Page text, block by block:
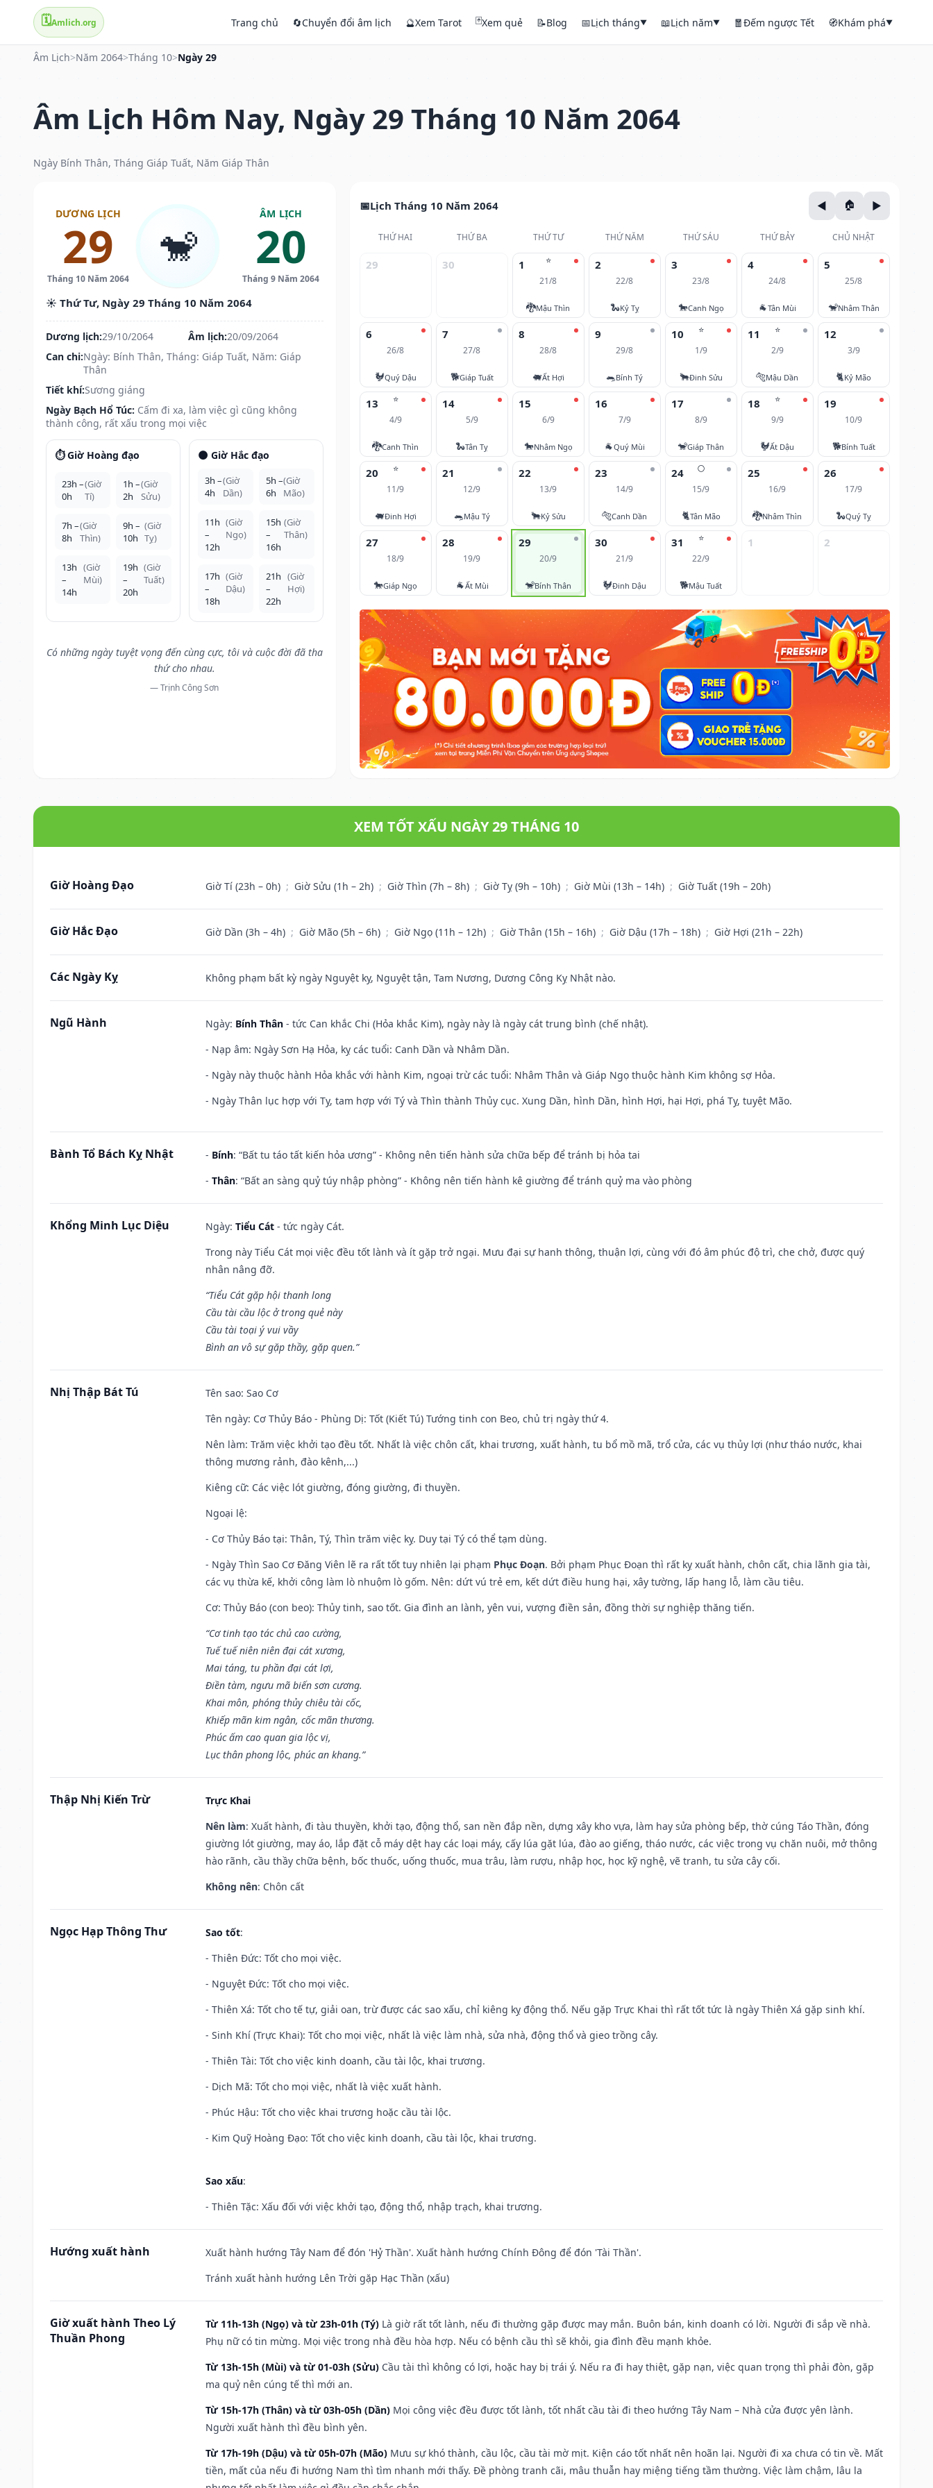
🗓️Amlich.org Trang chủ 🔄Chuyển đổi âm lịch 🔮Xem Tarot 🃏Xem quẻ 📝Blog 📅Lịch tháng▼ 📖Lịch năm▼ 🧧Đếm ngược Tết 🧭Khám phá▼
Âm Lịch>Năm 2064>Tháng 10>Ngày 29
Âm Lịch Hôm Nay, Ngày 29 Tháng 10 Năm 2064
Ngày Bính Thân, Tháng Giáp Tuất, Năm Giáp Thân
DƯƠNG LỊCH
29
Tháng 10 Năm 2064
🐒
ÂM LỊCH
20
Tháng 9 Năm 2064
☀️ Thứ Tư, Ngày 29 Tháng 10 Năm 2064
Dương lịch:29/10/2064 Âm lịch:20/09/2064
Can chi:Ngày: Bính Thân, Tháng: Giáp Tuất, Năm: Giáp
Thân
Tiết khí:Sương giáng
Ngày Bạch Hổ Túc: Cấm đi xa, làm việc gì cũng không
thành công, rất xấu trong mọi việc
⏱️ Giờ Hoàng đạo
23h –
0h
(Giờ
Tí)
1h –
2h
(Giờ
Sửu)
7h –
8h
(Giờ
Thìn)
9h –
10h
(Giờ
Tỵ)
13h
–
14h
(Giờ
Mùi)
19h
–
20h
(Giờ
Tuất)
🌑 Giờ Hắc đạo
3h –
4h
(Giờ
Dần)
5h –
6h
(Giờ
Mão)
11h
–
12h
(Giờ
Ngọ)
15h
–
16h
(Giờ
Thân)
17h
–
18h
(Giờ
Dậu)
21h
–
22h
(Giờ
Hợi)
Có những ngày tuyệt vọng đến cùng cực, tôi và cuộc đời đã tha
thứ cho nhau.
— Trịnh Công Sơn
Lịch Tháng 10 Năm 2064
THỨ HAI THỨ BA THỨ TƯ THỨ NĂM THỨ SÁU THỨ BẢY CHỦ NHẬT
29 30 ⭐
1
21/8
🐉Mậu Thìn
2
22/8
🐍Kỷ Tỵ
3
23/8
🐎Canh Ngọ
4
24/8
🐐Tân Mùi
5
25/8
🐒Nhâm Thân
6
26/8
🐓Quý Dậu
7
27/8
🐕Giáp Tuất
8
28/8
🐖Ất Hợi
9
29/8
🐀Bính Tý
⭐
10
1/9
🐂Đinh Sửu
⭐
11
2/9
🐅Mậu Dần
12
3/9
🐈Kỷ Mão
⭐
13
4/9
🐉Canh Thìn
14
5/9
🐍Tân Tỵ
15
6/9
🐎Nhâm Ngọ
16
7/9
🐐Quý Mùi
17
8/9
🐒Giáp Thân
⭐
18
9/9
🐓Ất Dậu
19
10/9
🐕Bính Tuất
⭐
20
11/9
🐖Đinh Hợi
21
12/9
🐀Mậu Tý
22
13/9
🐂Kỷ Sửu
23
14/9
🐅Canh Dần
🌕
24
15/9
🐈Tân Mão
25
16/9
🐉Nhâm Thìn
26
17/9
🐍Quý Tỵ
27
18/9
🐎Giáp Ngọ
28
19/9
🐐Ất Mùi
29
20/9
🐒Bính Thân
30
21/9
🐓Đinh Dậu
⭐
31
22/9
🐕Mậu Tuất
1 2
XEM TỐT XẤU NGÀY 29 THÁNG 10
Giờ Hoàng Đạo Giờ Tí (23h – 0h) ; Giờ Sửu (1h – 2h) ; Giờ Thìn (7h – 8h) ; Giờ Tỵ (9h – 10h) ; Giờ Mùi (13h – 14h) ; Giờ Tuất (19h – 20h)
Giờ Hắc Đạo Giờ Dần (3h – 4h) ; Giờ Mão (5h – 6h) ; Giờ Ngọ (11h – 12h) ; Giờ Thân (15h – 16h) ; Giờ Dậu (17h – 18h) ; Giờ Hợi (21h – 22h)
Các Ngày Kỵ Không phạm bất kỳ ngày Nguyệt kỵ, Nguyệt tận, Tam Nương, Dương Công Kỵ Nhật nào.
Ngũ Hành Ngày: Bính Thân - tức Can khắc Chi (Hỏa khắc Kim), ngày này là ngày cát trung bình (chế nhật).
- Nạp âm: Ngày Sơn Hạ Hỏa, kỵ các tuổi: Canh Dần và Nhâm Dần.
- Ngày này thuộc hành Hỏa khắc với hành Kim, ngoại trừ các tuổi: Nhâm Thân và Giáp Ngọ thuộc hành Kim không sợ Hỏa.
- Ngày Thân lục hợp với Tỵ, tam hợp với Tý và Thìn thành Thủy cục. Xung Dần, hình Dần, hình Hợi, hại Hợi, phá Tỵ, tuyệt Mão.
Bành Tổ Bách Kỵ Nhật - Bính: “Bất tu táo tất kiến hỏa ương” - Không nên tiến hành sửa chữa bếp để tránh bị hỏa tai
- Thân: “Bất an sàng quỷ túy nhập phòng” - Không nên tiến hành kê giường để tránh quỷ ma vào phòng
Khổng Minh Lục Diệu Ngày: Tiểu Cát - tức ngày Cát.
Trong này Tiểu Cát mọi việc đều tốt lành và ít gặp trở ngại. Mưu đại sự hanh thông, thuận lợi, cùng với đó âm phúc độ trì, che chở, được quý
nhân nâng đỡ.
“Tiểu Cát gặp hội thanh long
Cầu tài cầu lộc ở trong quẻ này
Cầu tài toại ý vui vầy
Bình an vô sự gặp thầy, gặp quen.”
Nhị Thập Bát Tú Tên sao: Sao Cơ
Tên ngày: Cơ Thủy Báo - Phùng Dị: Tốt (Kiết Tú) Tướng tinh con Beo, chủ trị ngày thứ 4.
Nên làm: Trăm việc khởi tạo đều tốt. Nhất là việc chôn cất, khai trương, xuất hành, tu bổ mồ mã, trổ cửa, các vụ thủy lợi (như tháo nước, khai
thông mương rảnh, đào kênh,...)
Kiêng cữ: Các việc lót giường, đóng giường, đi thuyền.
Ngoại lệ:
- Cơ Thủy Báo tại: Thân, Tý, Thìn trăm việc kỵ. Duy tại Tý có thể tạm dùng.
- Ngày Thìn Sao Cơ Đăng Viên lẽ ra rất tốt tuy nhiên lại phạm Phục Đoạn. Bởi phạm Phục Đoạn thì rất kỵ xuất hành, chôn cất, chia lãnh gia tài,
các vụ thừa kế, khởi công làm lò nhuộm lò gốm. Nên: dứt vú trẻ em, kết dứt điều hung hại, xây tường, lấp hang lỗ, làm cầu tiêu.
Cơ: Thủy Báo (con beo): Thủy tinh, sao tốt. Gia đình an lành, yên vui, vượng điền sản, đồng thời sự nghiệp thăng tiến.
“Cơ tinh tạo tác chủ cao cường,
Tuế tuế niên niên đại cát xương,
Mai táng, tu phần đại cát lợi,
Điền tàm, ngưu mã biến sơn cương.
Khai môn, phóng thủy chiêu tài cốc,
Khiếp mãn kim ngân, cốc mãn thương.
Phúc ấm cao quan gia lộc vị,
Lục thân phong lộc, phúc an khang.”
Thập Nhị Kiến Trừ
Trực Khai
Nên làm: Xuất hành, đi tàu thuyền, khởi tạo, động thổ, san nền đắp nền, dựng xây kho vựa, làm hay sửa phòng bếp, thờ cúng Táo Thần, đóng
giường lót giường, may áo, lắp đặt cỗ máy dệt hay các loại máy, cấy lúa gặt lúa, đào ao giếng, tháo nước, các việc trong vụ chăn nuôi, mở thông
hào rãnh, cầu thầy chữa bệnh, bốc thuốc, uống thuốc, mua trâu, làm rượu, nhập học, học kỹ nghệ, vẽ tranh, tu sửa cây cối.
Không nên: Chôn cất
Ngọc Hạp Thông Thư Sao tốt:
- Thiên Đức: Tốt cho mọi việc.
- Nguyệt Đức: Tốt cho mọi việc.
- Thiên Xá: Tốt cho tế tự, giải oan, trừ được các sao xấu, chỉ kiêng kỵ động thổ. Nếu gặp Trực Khai thì rất tốt tức là ngày Thiên Xá gặp sinh khí.
- Sinh Khí (Trực Khai): Tốt cho mọi việc, nhất là việc làm nhà, sửa nhà, động thổ và gieo trồng cây.
- Thiên Tài: Tốt cho việc kinh doanh, cầu tài lộc, khai trương.
- Dịch Mã: Tốt cho mọi việc, nhất là việc xuất hành.
- Phúc Hậu: Tốt cho việc khai trương hoặc cầu tài lộc.
- Kim Quỹ Hoàng Đạo: Tốt cho việc kinh doanh, cầu tài lộc, khai trương.
Sao xấu:
- Thiên Tặc: Xấu đối với việc khởi tạo, động thổ, nhập trạch, khai trương.
Hướng xuất hành
Xuất hành hướng Tây Nam để đón 'Hỷ Thần'. Xuất hành hướng Chính Đông để đón 'Tài Thần'.
Tránh xuất hành hướng Lên Trời gặp Hạc Thần (xấu)
Giờ xuất hành Theo Lý
Thuần Phong
Từ 11h-13h (Ngọ) và từ 23h-01h (Tý) Là giờ rất tốt lành, nếu đi thường gặp được may mắn. Buôn bán, kinh doanh có lời. Người đi sắp về nhà.
Phụ nữ có tin mừng. Mọi việc trong nhà đều hòa hợp. Nếu có bệnh cầu thì sẽ khỏi, gia đình đều mạnh khỏe.
Từ 13h-15h (Mùi) và từ 01-03h (Sửu) Cầu tài thì không có lợi, hoặc hay bị trái ý. Nếu ra đi hay thiệt, gặp nạn, việc quan trọng thì phải đòn, gặp
ma quỷ nên cúng tế thì mới an.
Từ 15h-17h (Thân) và từ 03h-05h (Dần) Mọi công việc đều được tốt lành, tốt nhất cầu tài đi theo hướng Tây Nam – Nhà cửa được yên lành.
Người xuất hành thì đều bình yên.
Từ 17h-19h (Dậu) và từ 05h-07h (Mão) Mưu sự khó thành, cầu lộc, cầu tài mờ mịt. Kiện cáo tốt nhất nên hoãn lại. Người đi xa chưa có tin về. Mất
tiền, mất của nếu đi hướng Nam thì tìm nhanh mới thấy. Đề phòng tranh cãi, mâu thuẫn hay miệng tiếng tầm thường. Việc làm chậm, lâu la